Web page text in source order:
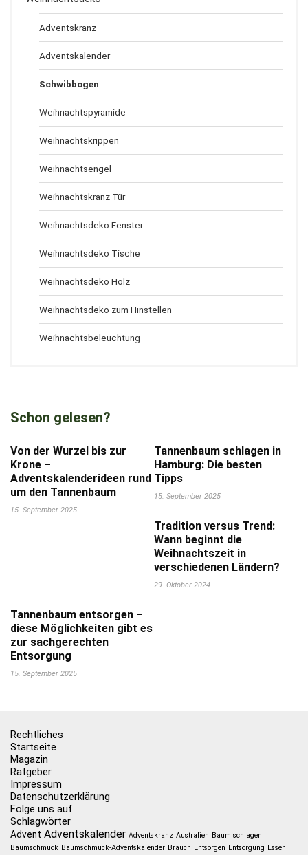
Adventskranz
Adventskalender
Schwibbogen
Weihnachtspyramide
Weihnachtskrippen
Weihnachtsengel
Weihnachtskranz Tür
Weihnachtsdeko Fenster
Weihnachtsdeko Tische
Weihnachtsdeko Holz
Weihnachtsdeko zum Hinstellen
Weihnachtsbeleuchtung
Schon gelesen?
Von der Wurzel bis zur
Krone –
Adventskalenderideen rund
um den Tannenbaum
15. September 2025
Tannenbaum schlagen in
Hamburg: Die besten
Tipps
15. September 2025
Tradition versus Trend:
Wann beginnt die
Weihnachtszeit in
verschiedenen Ländern?
29. Oktober 2024
Tannenbaum entsorgen –
diese Möglichkeiten gibt es
zur sachgerechten
Entsorgung
15. September 2025
Rechtliches
Startseite
Magazin
Ratgeber
Impressum
Datenschutzerklärung
Folge uns auf
Schlagwörter
Advent Adventskalender Adventskranz Australien Baum schlagen
Baumschmuck Baumschmuck-Adventskalender Brauch Entsorgen Entsorgung Essen